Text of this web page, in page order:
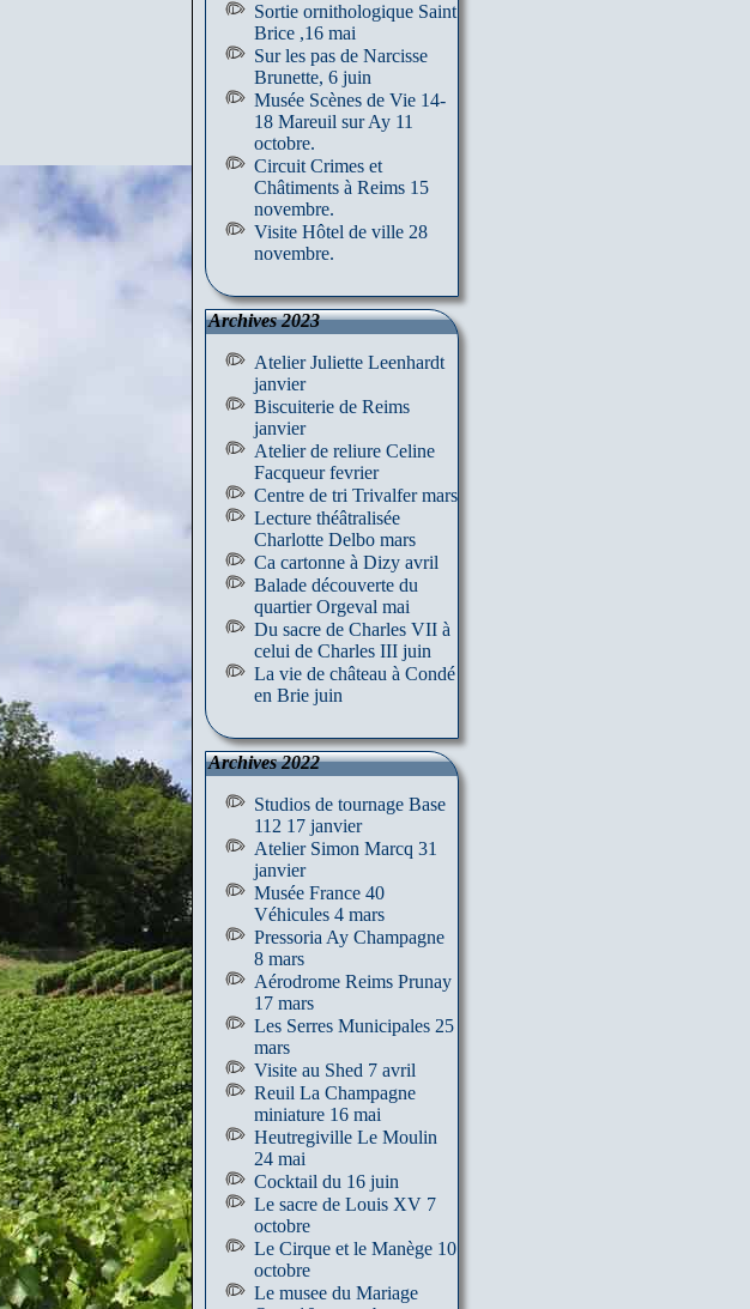
Sortie ornithologique Saint
Brice ,16 mai
Sur les pas de Narcisse
Brunette, 6 juin
Musée Scènes de Vie 14-
18 Mareuil sur Ay 11
octobre.
Circuit Crimes et
Châtiments à Reims 15
novembre.
Visite Hôtel de ville 28
novembre.
Archives 2023
Atelier Juliette Leenhardt
janvier
Biscuiterie de Reims
janvier
Atelier de reliure Celine
Facqueur fevrier
Centre de tri Trivalfer mars
Lecture théâtralisée
Charlotte Delbo mars
Ca cartonne à Dizy avril
Balade découverte du
quartier Orgeval mai
Du sacre de Charles VII à
celui de Charles III juin
La vie de château à Condé
en Brie juin
Archives 2022
Studios de tournage Base
112 17 janvier
Atelier Simon Marcq 31
janvier
Musée France 40
Véhicules 4 mars
Pressoria Ay Champagne
8 mars
Aérodrome Reims Prunay
17 mars
Les Serres Municipales 25
mars
Visite au Shed 7 avril
Reuil La Champagne
miniature 16 mai
Heutregiville Le Moulin
24 mai
Cocktail du 16 juin
Le sacre de Louis XV 7
octobre
Le Cirque et le Manège 10
octobre
Le musee du Mariage